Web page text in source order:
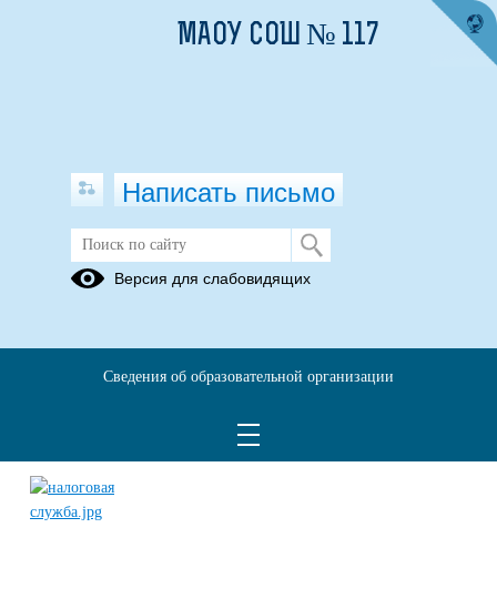
Федеральная налоговая служба
Материалы Федеральной налоговой службы –https://dis.midural.ru/
uploads/document/1754/fns_marketingovye-materialy_1.rar
МАОУ СОШ № 117
Написать письмо
Версия для слабовидящих
Сведения об образовательной организации